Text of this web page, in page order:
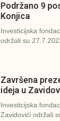
Podržano 9
Konjica
Investicijska
održali su
Završena
ideja u
Investicijska
Zavidovići održali